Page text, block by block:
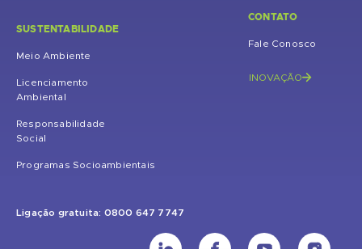
SUSTENTABILIDADE
Meio Ambiente
Licenciamento
Ambiental
Responsabilidade
Social
Programas Socioambientais
CONTATO
Fale Conosco
INOVAÇÃO
Ligação gratuita: 0800 647 7747